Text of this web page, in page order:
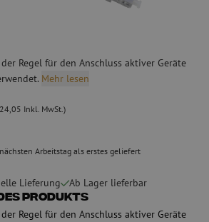
Regel für den Anschluss aktiver Geräte
Mehr lesen
Inkl. MwSt.)
Arbeitstag als erstes geliefert
Lieferung Ab Lager lieferbar
Produkts
Regel für den Anschluss aktiver Geräte